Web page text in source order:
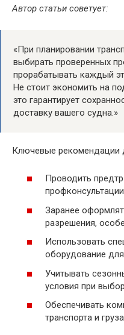
Автор статьи советует:
«При планировании
выбирать проверенных
прорабатывать каждый
Не стоит экономить на
это гарантирует
доставку вашего судна.»
Ключевые рекомендации
Проводить
Заранее
разрешения,
Использовать
оборудование
Учитывать
условия при
Обеспечивать
транспорта и